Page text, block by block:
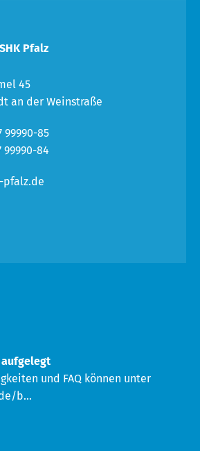
Pfalz
45
an der Weinstraße
99990-85
99990-84
pfalz.de
aufgelegt
und FAQ können unter
b...